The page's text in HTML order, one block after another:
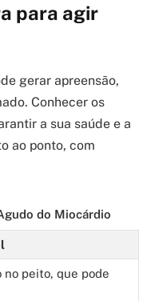
para agir
gerar apreensão,
Conhecer os
a sua saúde e a
ao ponto, com
do Miocárdio
no peito, que pode